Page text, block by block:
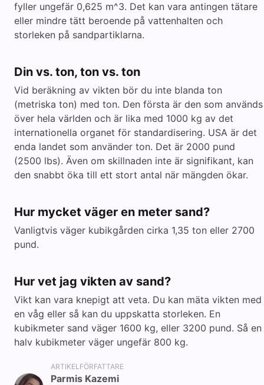
fyller ungefär 0,625 m^3. Det kan vara antingen tätare
eller mindre tätt beroende på vattenhalten och
storleken på sandpartiklarna.
Din vs. ton, ton vs. ton
Vid beräkning av vikten bör du inte blanda ton
(metriska ton) med ton. Den första är den som används
över hela världen och är lika med 1000 kg av det
internationella organet för standardisering. USA är det
enda landet som använder ton. Det är 2000 pund
(2500 lbs). Även om skillnaden inte är signifikant, kan
den snabbt öka till ett stort antal när mängden ökar.
Hur mycket väger en meter sand?
Vanligtvis väger kubikgården cirka 1,35 ton eller 2700
pund.
Hur vet jag vikten av sand?
Vikt kan vara knepigt att veta. Du kan mäta vikten med
en våg eller så kan du uppskatta storleken. En
kubikmeter sand väger 1600 kg, eller 3200 pund. Så en
halv kubikmeter väger ungefär 800 kg.
ARTIKELFÖRFATTARE
Parmis Kazemi